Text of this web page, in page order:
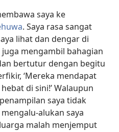
saya ke
. Saya rasa sangat
lihat dan dengar di
mengambil bahagian
bertutur dengan begitu
‘Mereka mendapat
di sini!’ Walaupun
saya tidak
alukan saya
malah menjemput